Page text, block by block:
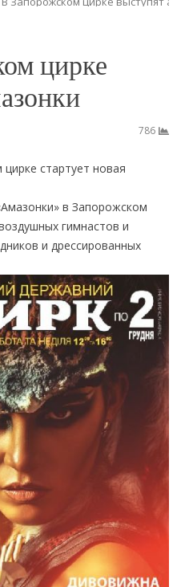
цирке
786
стартует новая
в Запорожском
гимнастов и
и дрессированных